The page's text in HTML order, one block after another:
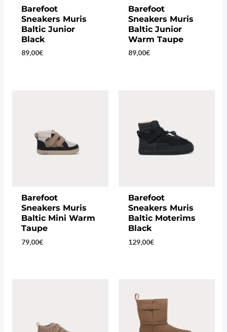
Barefoot
Sneakers Muris
Baltic Junior
Black
89,00€
Barefoot
Sneakers Muris
Baltic Junior
Warm Taupe
89,00€
Barefoot
Sneakers Muris
Baltic Mini Warm
Taupe
79,00€
Barefoot
Sneakers Muris
Baltic Moterims
Black
129,00€